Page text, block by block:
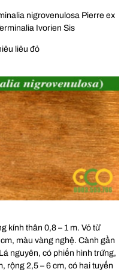
nigrovenulosa Pierre ex
Ivorien Sis
liêu đỏ
kính thân 0,8 – 1 m. Vỏ từ
màu vàng nghệ. Cành gần
nguyên, có phiến hình trứng,
rộng 2,5 – 6 cm, có hai tuyến